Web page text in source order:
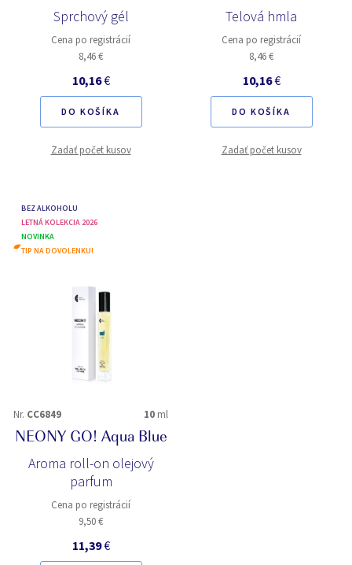
Sprchový gél
Cena po registrácií
8,46 €
10,16€
DO KOŠÍKA
Zadať počet kusov
Telová hmla
Cena po registrácií
8,46 €
10,16€
DO KOŠÍKA
Zadať počet kusov
BEZ ALKOHOLU
LETNÁ KOLEKCIA 2026
NOVINKA
TIP NA DOVOLENKU!
Nr. CC6849 10 ml
NEONY GO! Aqua Blue
Aroma roll-on olejový
parfum
Cena po registrácií
9,50 €
11,39€